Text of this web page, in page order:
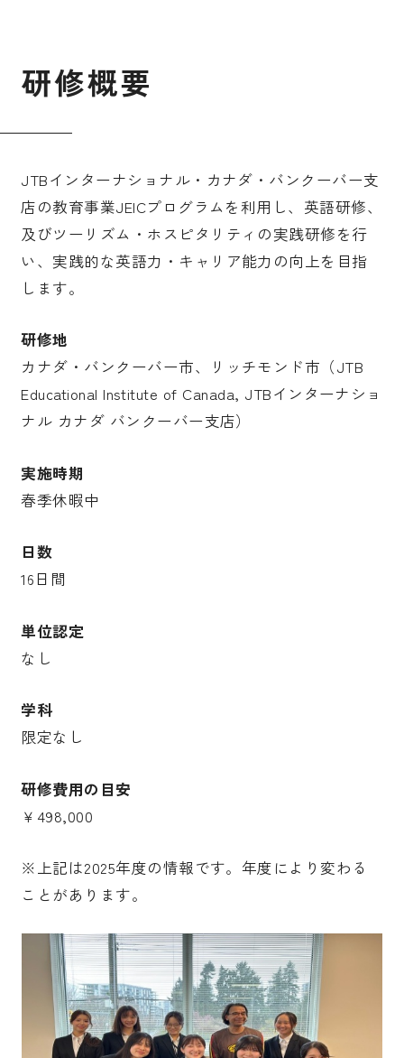
受験生の皆さま
保護者等の皆さま
在学生の皆さま
卒業生の皆さま
学校法人日本女子大学
附属豊明幼稚園
附属豊明小学校
附属中学校
附属高等学校
日本女子大学通信教育課程
附属機関等
研修概要
JTBインターナショナル・カナダ・バンクーバー支
店の教育事業JEICプログラムを利用し、英語研修、
及びツーリズム・ホスピタリティの実践研修を行
い、実践的な英語力・キャリア能力の向上を目指
します。
研修地
カナダ・バンクーバー市、リッチモンド市（JTB
Educational Institute of Canada, JTBインターナショ
ナル カナダ バンクーバー支店）
実施時期
春季休暇中
日数
16日間
単位認定
なし
学科
限定なし
研修費用の目安
￥498,000
※上記は2025年度の情報です。年度により変わる
ことがあります。